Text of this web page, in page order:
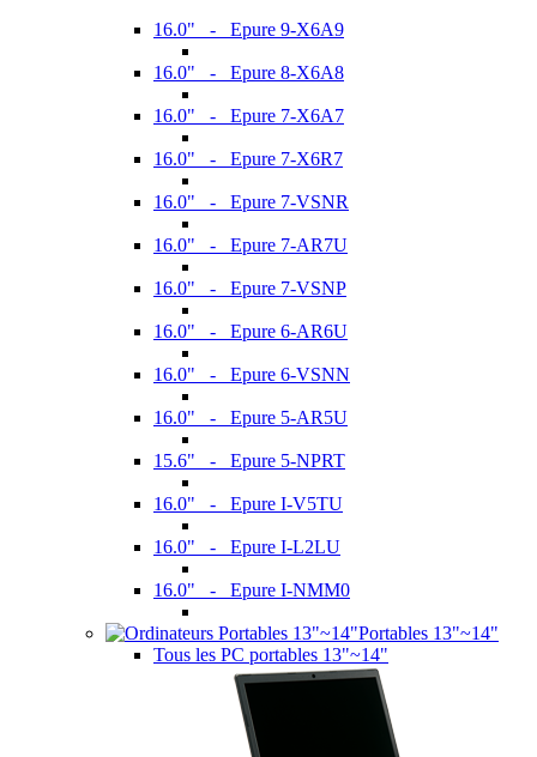
16.0" - Epure 9-X6A9
16.0" - Epure 8-X6A8
16.0" - Epure 7-X6A7
16.0" - Epure 7-X6R7
16.0" - Epure 7-VSNR
16.0" - Epure 7-AR7U
16.0" - Epure 7-VSNP
16.0" - Epure 6-AR6U
16.0" - Epure 6-VSNN
16.0" - Epure 5-AR5U
15.6" - Epure 5-NPRT
16.0" - Epure I-V5TU
16.0" - Epure I-L2LU
16.0" - Epure I-NMM0
Portables 13"~14"
Tous les PC portables 13"~14"